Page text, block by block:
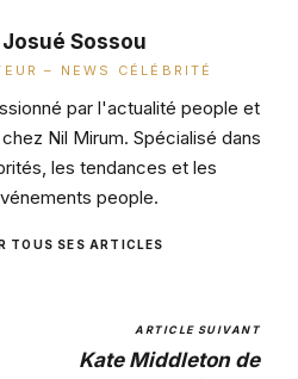
Josué Sossou
– NEWS CÉLÉBRITÉ
par l'actualité people et
Nil Mirum. Spécialisé dans
les tendances et les
people.
TOUS SES ARTICLES
ARTICLE SUIVANT
Kate Middleton de